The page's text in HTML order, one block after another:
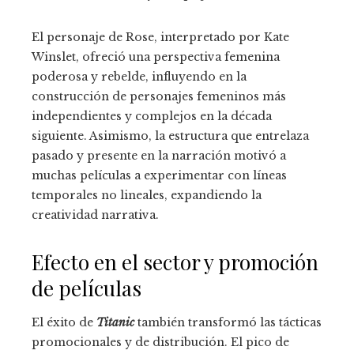
El personaje de Rose, interpretado por Kate
Winslet, ofreció una perspectiva femenina
poderosa y rebelde, influyendo en la
construcción de personajes femeninos más
independientes y complejos en la década
siguiente. Asimismo, la estructura que entrelaza
pasado y presente en la narración motivó a
muchas películas a experimentar con líneas
temporales no lineales, expandiendo la
creatividad narrativa.
Efecto en el sector y promoción
de películas
El éxito de Titanictambién transformó las tácticas
promocionales y de distribución. El pico de